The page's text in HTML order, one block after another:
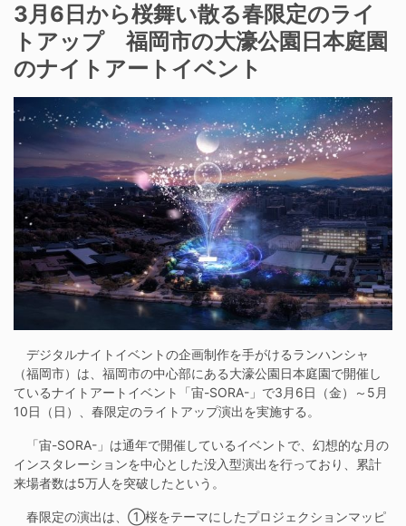
3月6日から桜舞い散る春限定のライ
トアップ 福岡市の大濠公園日本庭園
のナイトアートイベント
デジタルナイトイベントの企画制作を手がけるランハンシャ
（福岡市）は、福岡市の中心部にある大濠公園日本庭園で開催し
ているナイトアートイベント「宙-SORA-」で3月6日（金）～5月
10日（日）、春限定のライトアップ演出を実施する。
「宙-SORA-」は通年で開催しているイベントで、幻想的な月の
インスタレーションを中心とした没入型演出を行っており、累計
来場者数は5万人を突破したという。
春限定の演出は、①桜をテーマにしたプロジェクションマッピ